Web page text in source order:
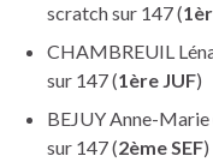
scratch sur 147 (
CHAMBREUIL
sur 147 (1ère JUF)
BEJUY Anne-Marie
sur 147 (2ème SEF)